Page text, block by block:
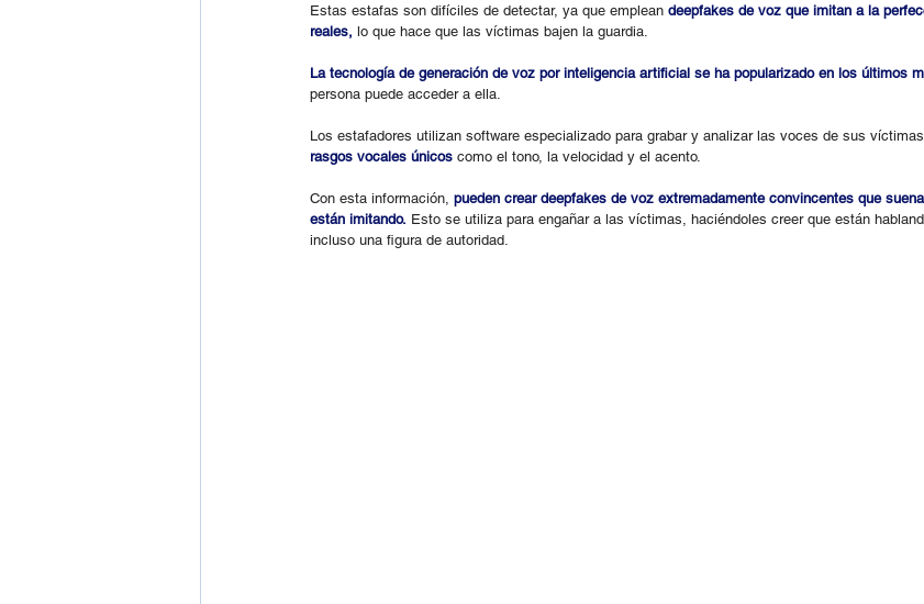
Estas estafas son difíciles de detectar, ya que emplean deepfakes de voz que imitan a la
reales, lo que hace que las víctimas bajen la guardia.
La tecnología de generación de voz por inteligencia artificial se ha popularizado en los últimos
persona puede acceder a ella.
Los estafadores utilizan software especializado para grabar y analizar las voces de sus
rasgos vocales únicos como el tono, la velocidad y el acento.
Con esta información, pueden crear deepfakes de voz extremadamente convincentes que
están imitando. Esto se utiliza para engañar a las víctimas, haciéndoles creer que están
incluso una figura de autoridad.